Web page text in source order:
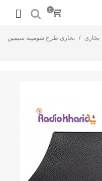
0
بخاری / بخاری طرح شومینه سیمین